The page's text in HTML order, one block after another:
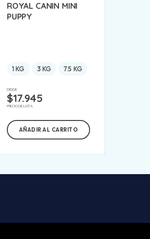
ROYAL CANIN MINI
PUPPY
1 KG 3 KG 7.5 KG
DESDE:
$17.945
PRECIO DE LISTA
AÑADIR AL CARRITO